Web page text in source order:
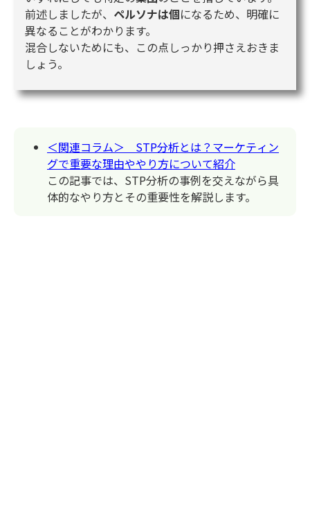
前述しましたが、 ペルソナは個になるため、明確に
異なることがわかります。
混合しないためにも、この点しっかり押さえおきま
しょう。
＜関連コラム＞ STP分析とは？マーケティン
グで重要な理由ややり方について紹介
この記事では、STP分析の事例を交えながら具
体的なやり方とその重要性を解説します。